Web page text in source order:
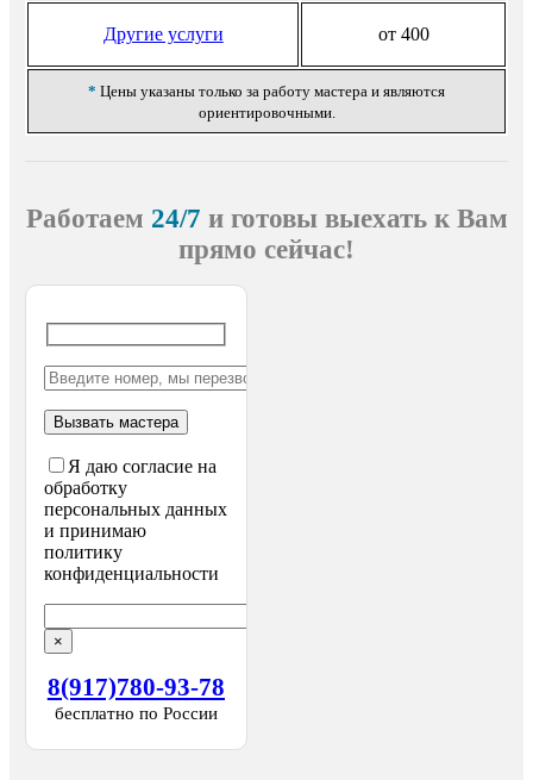
Другие услуги от 400
* Цены указаны только за работу мастера и являются
ориентировочными.
Работаем 24/7 и готовы выехать к Вам
прямо сейчас!
Я даю согласие на
обработку
персональных данных
и принимаю
политику
конфиденциальности
×
8(917)780-93-78
бесплатно по России